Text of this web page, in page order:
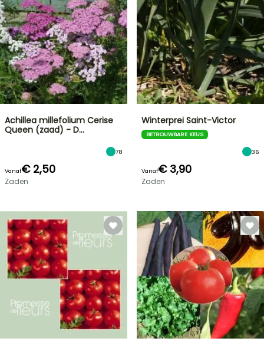
Achillea millefolium Cerise
Queen (zaad) - D…
78
Vanaf€ 2,50
Zaden
Winterprei Saint-Victor
BETROUWBARE KEUS
36
Vanaf€ 3,90
Zaden